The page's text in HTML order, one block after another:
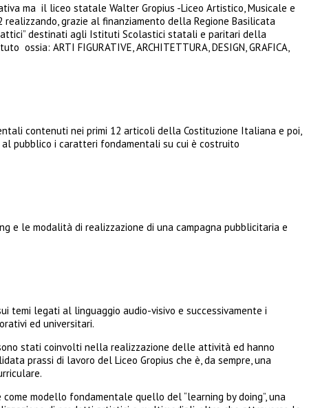
ma il liceo statale Walter Gropius -Liceo Artistico, Musicale e
grazie al finanziamento della Regione Basilicata
destinati agli Istituti Scolastici statali e paritari della
ARTI FIGURATIVE, ARCHITETTURA, DESIGN, GRAFICA,
contenuti nei primi 12 articoli della Costituzione Italiana e poi,
pubblico i caratteri fondamentali su cui è costruito
e le modalità di realizzazione di una campagna pubblicitaria e
temi legati al linguaggio audio-visivo e successivamente i
ed universitari.
stati coinvolti nella realizzazione delle attività ed hanno
prassi di lavoro del Liceo Gropius che è, da sempre, una
modello fondamentale quello del “learning by doing”, una